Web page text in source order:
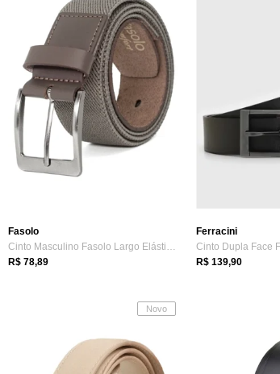
Fasolo
Cinto Masculino Fasolo Largo Elástico Co...
R$ 78,89
Ferracini
R$ 139,90
Novo